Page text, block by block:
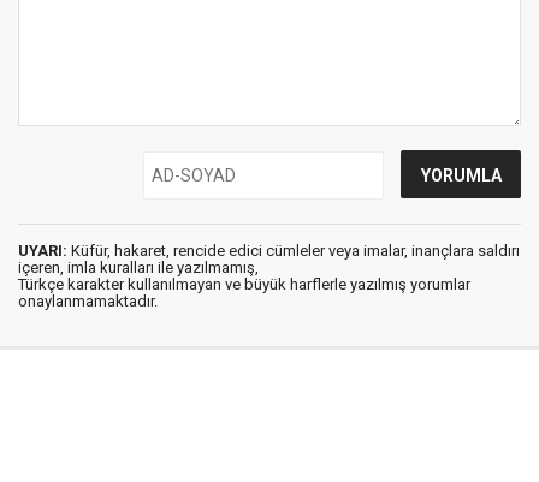
UYARI: Küfür, hakaret, rencide edici cümleler veya imalar, inançlara saldırı
içeren, imla kuralları ile yazılmamış,
Türkçe karakter kullanılmayan ve büyük harflerle yazılmış yorumlar
onaylanmamaktadır.